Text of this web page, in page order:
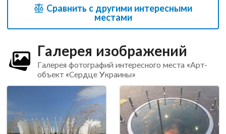
Сравнить с другими интересными
местами
Галерея изображений
Галерея фотографий интересного места «Арт-
объект «Сердце Украины»